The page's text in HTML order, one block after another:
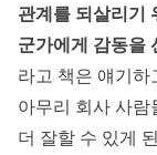
관계를 되살리기
군가에게 감동을
라고 책은 얘기하
아무리 회사 사
더 잘할 수 있게